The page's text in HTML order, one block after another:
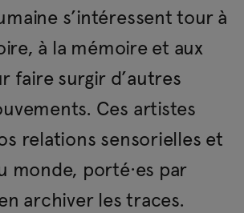
s’intéressent tour à
à la mémoire et aux
faire surgir d’autres
Ces artistes
relations sensorielles et
monde, porté·es par
archiver les traces.